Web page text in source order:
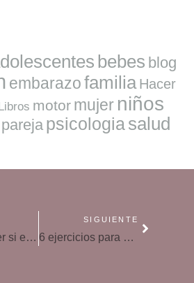
bebes blog
embarazofamilia Hacer
motor mujer niños
pareja psicologiasalud
¿Cómo saber si el bebé se está alimentando con el pecho?
SIGUIENTE
6 ejercicios para ampliar el vocabulario de los niños